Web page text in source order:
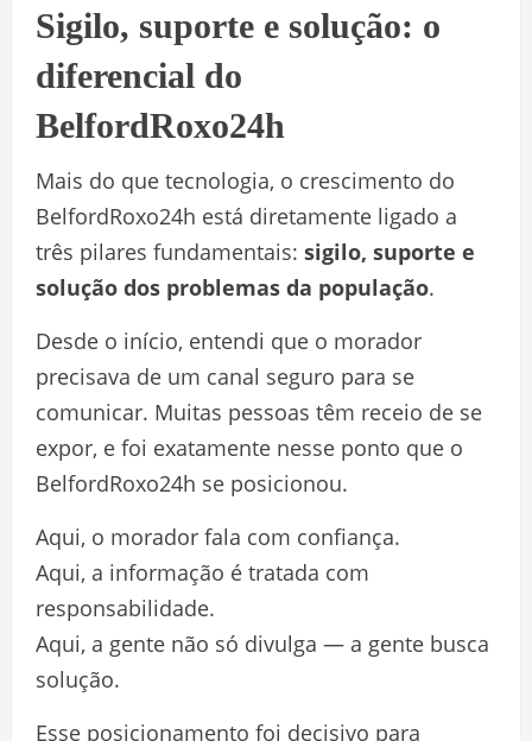
Sigilo, suporte e solução: o
diferencial do
BelfordRoxo24h
Mais do que tecnologia, o crescimento do
BelfordRoxo24h está diretamente ligado a
três pilares fundamentais: sigilo, suporte e
solução dos problemas da população.
Desde o início, entendi que o morador
precisava de um canal seguro para se
comunicar. Muitas pessoas têm receio de se
expor, e foi exatamente nesse ponto que o
BelfordRoxo24h se posicionou.
Aqui, o morador fala com confiança.
Aqui, a informação é tratada com
responsabilidade.
Aqui, a gente não só divulga — a gente busca
solução.
Esse posicionamento foi decisivo para